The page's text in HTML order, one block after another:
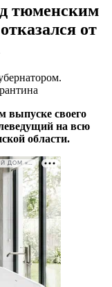
тюменским
от
выпуске своего
на всю
области.
РЕКЛАМА • ООО СТРОИТЕЛЬНЫЙ ТОРГОВЫЙ ДОМ «ПЕТРОВИЧ». ИНН: 7802348846